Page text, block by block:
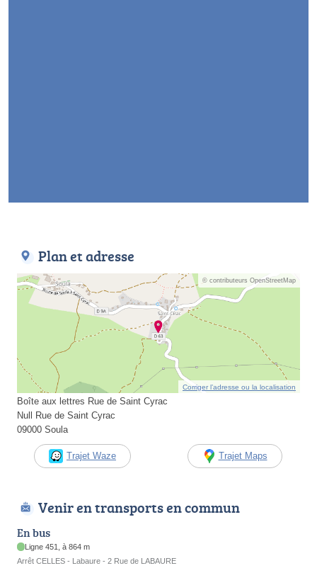
Plan et adresse
© contributeurs OpenStreetMap
Corriger l’adresse ou la localisation
Boîte aux lettres Rue de Saint Cyrac
Null Rue de Saint Cyrac
09000 Soula
Trajet Waze Trajet Maps
Venir en transports en commun
En bus
Ligne 451, à 864 m
Arrêt CELLES - Labaure - 2 Rue de LABAURE